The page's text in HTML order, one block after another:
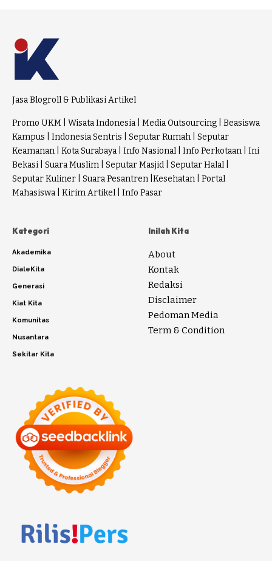
Jasa Blogroll & Publikasi Artikel
Promo UKM Wisata Indonesia Media Outsourcing
Beasiswa
Kampus
Indonesia Sentris Seputar Rumah
Seputar
Keamanan
Kota Surabaya Info Nasional Info Perkotaan
Ini
Bekasi
Suara Muslim Seputar Masjid Seputar Halal
Seputar Kuliner
Suara Pesantren Kesehatan
Portal
Mahasiswa
Kirim Artikel Info Pasar
Kategori
Akademika
DialeKita
Generasi
Kiat Kita
Komunitas
Nusantara
Sekitar Kita
Inilah Kita
About
Kontak
Redaksi
Disclaimer
Pedoman Media
Term & Condition